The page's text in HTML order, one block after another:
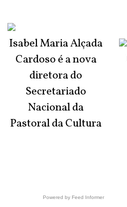
Isabel Maria Alçada
Cardoso é a nova
diretora do
Secretariado
Nacional da
Pastoral da Cultura
Powered by Feed Informer